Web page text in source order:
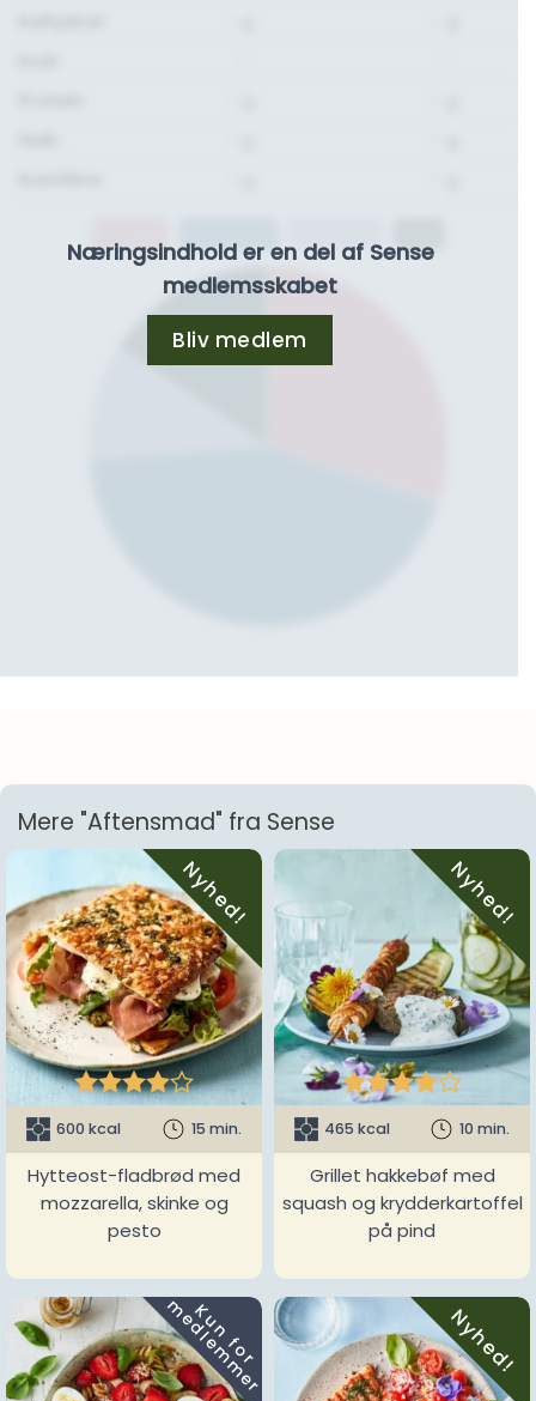
Næringsindhold er en del af Sense
medlemsskabet
Bliv medlem
Mere "Aftensmad" fra Sense
Nyhed!

600 kcal 15 min.
Hytteost-fladbrød med
mozzarella, skinke og
pesto
Nyhed!

465 kcal 10 min.
Grillet hakkebøf med
squash og krydderkartoffel
på pind
K
u
n
f
o
r
m
e
d
l
e
m
m
e
r Nyhed!